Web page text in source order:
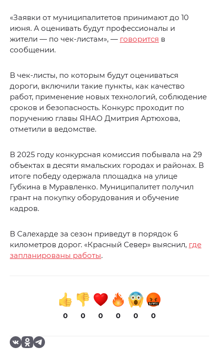
«Заявки от муниципалитетов принимают до 10
июня. А оценивать будут профессионалы и
жители — по чек-листам», — говорится в
сообщении.
В чек-листы, по которым будут оцениваться
дороги, включили такие пункты, как качество
работ, применение новых технологий, соблюдение
сроков и безопасность. Конкурс проходит по
поручению главы ЯНАО Дмитрия Артюхова,
отметили в ведомстве.
В 2025 году конкурсная комиссия побывала на 29
объектах в десяти ямальских городах и районах. В
итоге победу одержала площадка на улице
Губкина в Муравленко. Муниципалитет получил
грант на покупку оборудования и обучение
кадров.
В Салехарде за сезон приведут в порядок 6
километров дорог. «Красный Север» выяснил, где
запланированы работы.
0 0 0 0 0 0